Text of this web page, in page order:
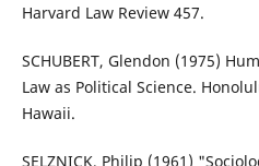
Harvard Law Review 457.
SCHUBERT, Glendon (1975)
Law as Political Science.
Hawaii.
SELZNICK, Philip (1961)